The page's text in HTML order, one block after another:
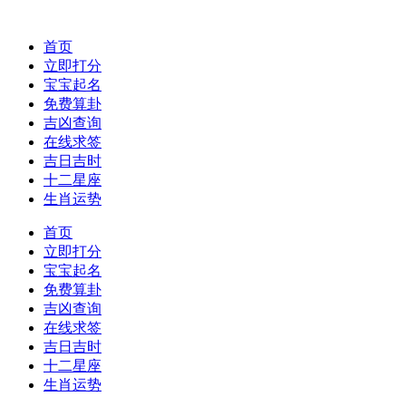
首页
立即打分
宝宝起名
免费算卦
吉凶查询
在线求签
吉日吉时
十二星座
生肖运势
首页
立即打分
宝宝起名
免费算卦
吉凶查询
在线求签
吉日吉时
十二星座
生肖运势